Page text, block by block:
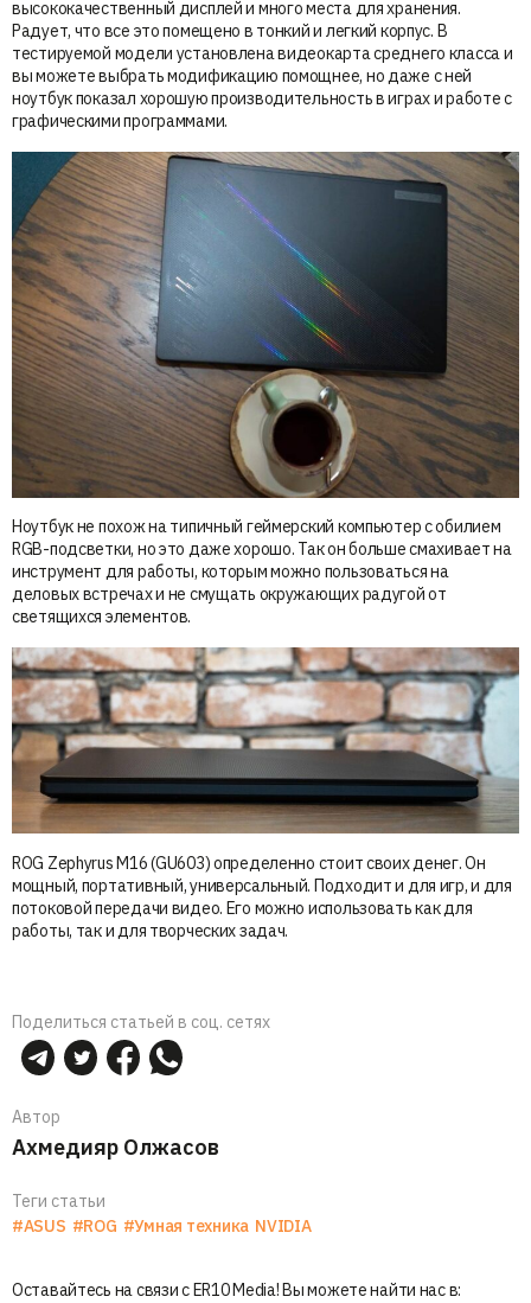
высококачественный дисплей и много места для хранения.
Радует, что все это помещено в тонкий и легкий корпус. В
тестируемой модели установлена видеокарта среднего класса и
вы можете выбрать модификацию помощнее, но даже с ней
ноутбук показал хорошую производительность в играх и работе с
графическими программами.
Ноутбук не похож на типичный геймерский компьютер с обилием
RGB-подсветки, но это даже хорошо. Так он больше смахивает на
инструмент для работы, которым можно пользоваться на
деловых встречах и не смущать окружающих радугой от
светящихся элементов.
ROG Zephyrus M16 (GU603) определенно стоит своих денег. Он
мощный, портативный, универсальный. Подходит и для игр, и для
потоковой передачи видео. Его можно использовать как для
работы, так и для творческих задач.
Поделиться статьей в соц. сетях
Автор
Ахмедияр Олжасов
Теги статьи
#ASUS #ROG #Умная техника NVIDIA
Оставайтесь на связи с ER10 Media! Вы можете найти нас в: